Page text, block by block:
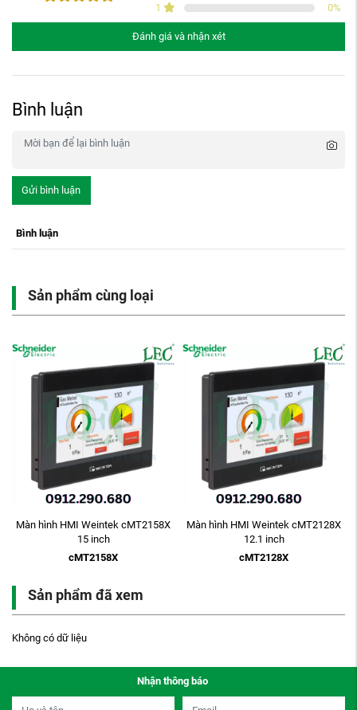
1
0%
Đánh giá và nhận xét
Bình luận
Gửi bình luận
Bình luận
Sản phẩm cùng loại
Màn hình HMI Weintek cMT2158X
15 inch
cMT2158X
Màn hình HMI Weintek cMT2128X
12.1 inch
cMT2128X
Sản phẩm đã xem
Không có dữ liệu
Nhận thông báo